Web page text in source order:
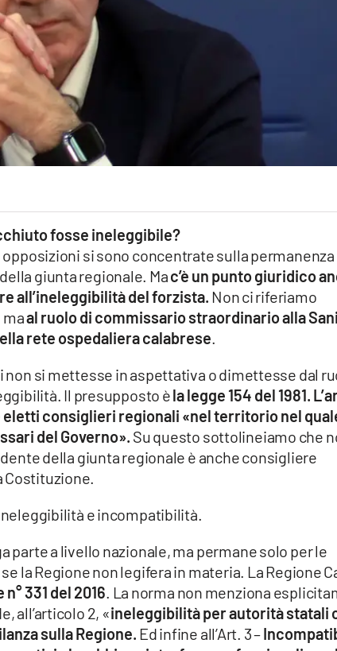
fosse ineleggibile?
si sono concentrate sulla permanenza
giunta regionale. Mac’è un punto giuridico
all’ineleggibilità del forzista. Non ci riferiamo
maal ruolo di commissario straordinario alla
rete ospedaliera calabrese.
si mettesse in aspettativa o dimettesse dal
Il presupposto èla legge 154 del 1981.
eletti consiglieri regionali «nel territorio nel
del Governo». Su questo sottolineiamo che
della giunta regionale è anche consigliere
Costituzione.
e incompatibilità.
parte a livello nazionale, ma permane solo per le
la Regione non legifera in materia. La Regione
n° 331 del 2016. La norma non menziona
all’articolo 2, «ineleggibilità per autorità statali
sulla Regione. Ed infine all’Art. 3 –